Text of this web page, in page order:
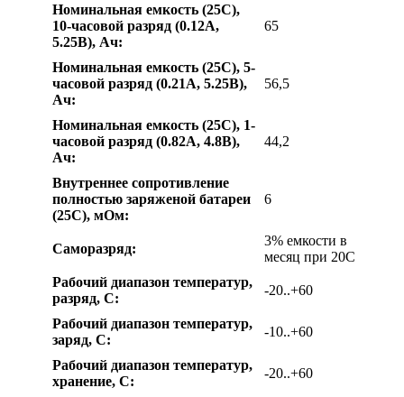
Номинальная емкость (25С),
10-часовой разряд (0.12A,
5.25В), Ач:
65
Номинальная емкость (25С), 5-
часовой разряд (0.21A, 5.25В),
Ач:
56,5
Номинальная емкость (25С), 1-
часовой разряд (0.82A, 4.8В),
Ач:
44,2
Внутреннее сопротивление
полностью заряженой батареи
(25С), мОм:
6
Саморазряд:
3% емкости в
месяц при 20C
Рабочий диапазон температур,
разряд, С:
-20..+60
Рабочий диапазон температур,
заряд, С:
-10..+60
Рабочий диапазон температур,
хранение, С:
-20..+60